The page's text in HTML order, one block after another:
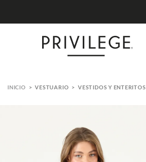
VESTUARIO VESTIDOS Y ENTERITOS